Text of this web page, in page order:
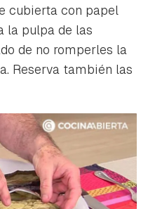
cubierta con papel
la pulpa de las
de no romperles la
Reserva también las